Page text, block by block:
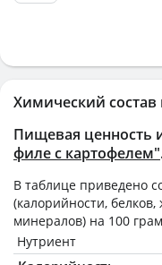
Химический
Пищевая ценность
филе с картофелем"
В таблице приведено
(калорийности,
минералов) на 100
Нутриент